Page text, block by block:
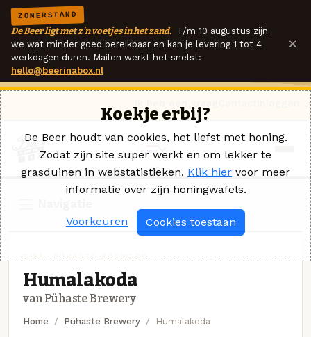
ZOMERSTAND
De Beer ligt met z'n voetjes in het zand. T/m 10 augustus zijn
we wat minder goed bereikbaar en kan je levering 1 tot 4
werkdagen duren. Mailen werkt het snelst:
hello@beerinabox.nl
×
Humalakoda
van Pühaste Brewery
Home Pühaste Brewery Humalakoda
Koekje erbij?
De Beer houdt van cookies, het liefst met honing.
Zodat zijn site super werkt en om lekker te
grasduinen in webstatistieken. Klik hier voor meer
informatie over zijn honingwafels.
Voorkeuren Cookies toestaan